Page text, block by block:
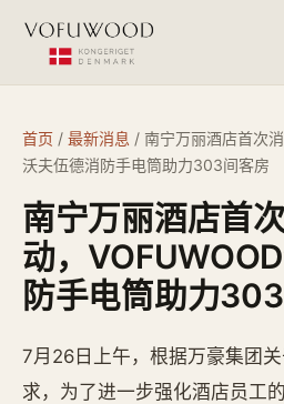
工程案例
常见问答
最新消息
杭州欧萨酒店设备有限公司
首页 / 最新消息 / 南宁万丽酒店首次
沃夫伍德消防手电筒助力303间客房
南宁万丽酒店首
动，
防手电筒助力
7月26日上午，根据万豪集团
求，为了进一步强化酒店员工